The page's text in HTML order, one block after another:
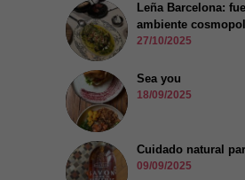
Leña Barcelona:
ambiente
27/10/2025
Sea you
18/09/2025
Cuidado natural
09/09/2025